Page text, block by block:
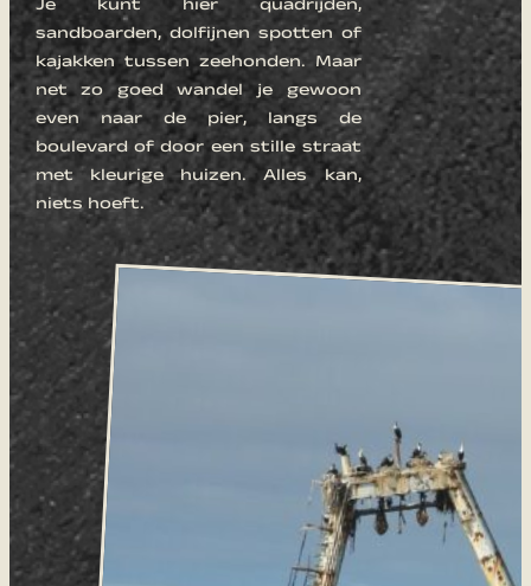
Je kunt hier quadrijden,
sandboarden, dolfijnen spotten of
kajakken tussen zeehonden. Maar
net zo goed wandel je gewoon
even naar de pier, langs de
boulevard of door een stille straat
met kleurige huizen. Alles kan,
niets hoeft.